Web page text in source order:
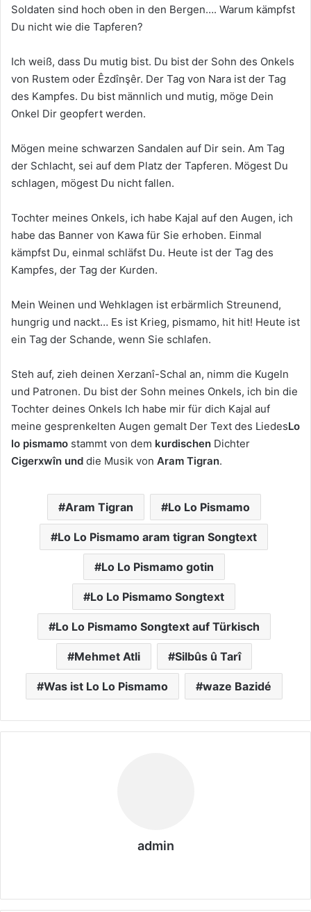
Soldaten sind hoch oben in den Bergen…. Warum kämpfst
Du nicht wie die Tapferen?
Ich weiß, dass Du mutig bist. Du bist der Sohn des Onkels
von Rustem oder Êzdînşêr. Der Tag von Nara ist der Tag
des Kampfes. Du bist männlich und mutig, möge Dein
Onkel Dir geopfert werden.
Mögen meine schwarzen Sandalen auf Dir sein. Am Tag
der Schlacht, sei auf dem Platz der Tapferen. Mögest Du
schlagen, mögest Du nicht fallen.
Tochter meines Onkels, ich habe Kajal auf den Augen, ich
habe das Banner von Kawa für Sie erhoben. Einmal
kämpfst Du, einmal schläfst Du. Heute ist der Tag des
Kampfes, der Tag der Kurden.
Mein Weinen und Wehklagen ist erbärmlich Streunend,
hungrig und nackt… Es ist Krieg, pismamo, hit hit! Heute ist
ein Tag der Schande, wenn Sie schlafen.
Steh auf, zieh deinen Xerzanî-Schal an, nimm die Kugeln
und Patronen. Du bist der Sohn meines Onkels, ich bin die
Tochter deines Onkels Ich habe mir für dich Kajal auf
meine gesprenkelten Augen gemalt Der Text des LiedesLo
lo pismamo stammt von dem kurdischen Dichter
Cigerxwîn und die Musik von Aram Tigran.
Aram Tigran Lo Lo Pismamo
Lo Lo Pismamo aram tigran Songtext
Lo Lo Pismamo gotin
Lo Lo Pismamo Songtext
Lo Lo Pismamo Songtext auf Türkisch
Mehmet Atli Silbûs û Tarî
Was ist Lo Lo Pismamo waze Bazidé
admin
eit